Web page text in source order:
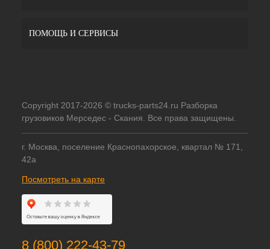
ПОМОЩЬ И СЕРВИСЫ
Copyright 2017-2026 © trucks-parts24.ru Разборка
грузовиков Мерседес - Скания. Все права защищены.
г. Москва, поселение Краснопахорское, квартал № 171,
42а
Посмотреть на карте
8 (800) 222-43-79